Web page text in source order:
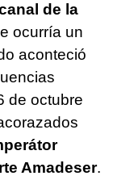
de la
ocurría un
aconteció
de octubre
Amadeser.